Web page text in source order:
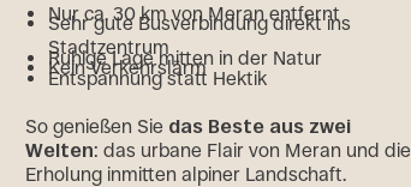
Nur ca. 30 km von Meran entfernt
Sehr gute Busverbindung direkt ins
Stadtzentrum
Ruhige Lage mitten in der Natur
Kein Verkehrslärm
Entspannung statt Hektik
So genießen Sie das Beste aus zwei
Welten: das urbane Flair von Meran und die
Erholung inmitten alpiner Landschaft.